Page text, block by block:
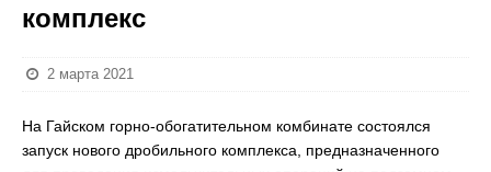
комплекс
2 марта 2021
На Гайском горно-обогатительном комбинате состоялся
запуск нового дробильного комплекса, предназначенного